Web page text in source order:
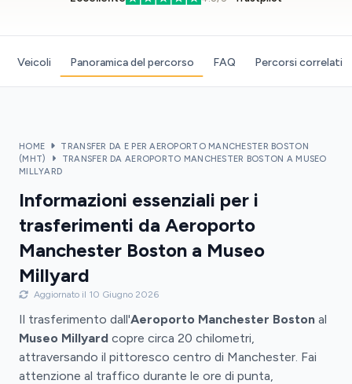
Veicoli Panoramica del percorso FAQ Percorsi correlati
HOME
TRANSFER DA E PER AEROPORTO MANCHESTER BOSTON
(MHT)
TRANSFER DA AEROPORTO MANCHESTER BOSTON A MUSEO
MILLYARD
Informazioni essenziali per i
trasferimenti da Aeroporto
Manchester Boston a Museo
Millyard
Aggiornato il 10 Giugno 2026
Il trasferimento dall'Aeroporto Manchester Boston al
Museo Millyard copre circa 20 chilometri,
attraversando il pittoresco centro di Manchester. Fai
attenzione al traffico durante le ore di punta,